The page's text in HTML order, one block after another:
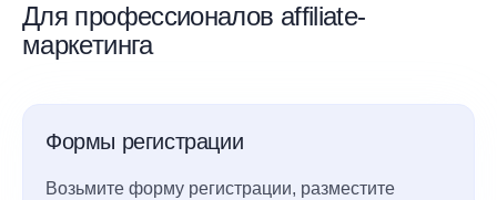
Для профессионалов affiliate-
маркетинга
Формы регистрации
Возьмите форму регистрации, разместите